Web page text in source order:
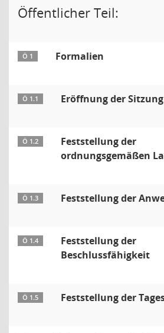
Öffentlicher Teil:
Ö 1 Formalien
Ö 1.1 Eröffnung der Sitzung
Ö 1.2
Feststellung der
ordnungsgemäßen
Ö 1.3 Feststellung der
Ö 1.4
Feststellung der
Beschlussfähigkeit
Ö 1.5 Feststellung der